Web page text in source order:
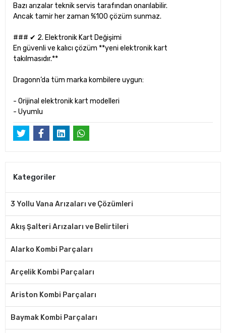
Bazı arızalar teknik servis tarafından onarılabilir.
Ancak tamir her zaman %100 çözüm sunmaz.
### ✔ 2. Elektronik Kart Değişimi
En güvenli ve kalıcı çözüm **yeni elektronik kart
takılmasıdır.**
Dragonn’da tüm marka kombilere uygun:
- Orijinal elektronik kart modelleri
- Uyumlu
Kategoriler
3 Yollu Vana Arızaları ve Çözümleri
Akış Şalteri Arızaları ve Belirtileri
Alarko Kombi Parçaları
Arçelik Kombi Parçaları
Ariston Kombi Parçaları
Baymak Kombi Parçaları